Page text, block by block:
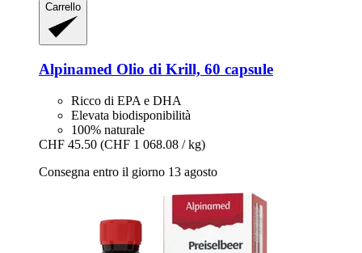
Carrello
Alpinamed Olio di Krill, 60 capsule
Ricco di EPA e DHA
Elevata biodisponibilità
100% naturale
CHF 45.50 (CHF 1 068.08 / kg)
Consegna entro il giorno 13 agosto